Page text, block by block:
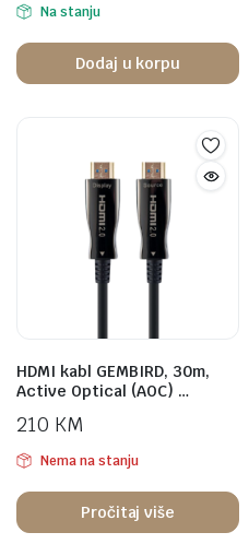
Na stanju
Dodaj u korpu
HDMI kabl GEMBIRD, 30m,
Active Optical (AOC) …
210 KM
Nema na stanju
Pročitaj više